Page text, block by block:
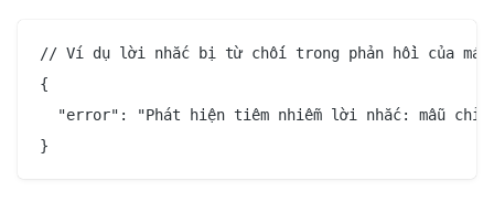
// Ví dụ lời nhắc bị từ chối trong phản hồi của máy
{
"error": "Phát hiện tiêm nhiễm lời nhắc: mẫu chỉ